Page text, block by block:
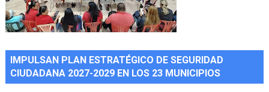
IMPULSAN PLAN ESTRATÉGICO DE SEGURIDAD
CIUDADANA 2027-2029 EN LOS 23 MUNICIPIOS